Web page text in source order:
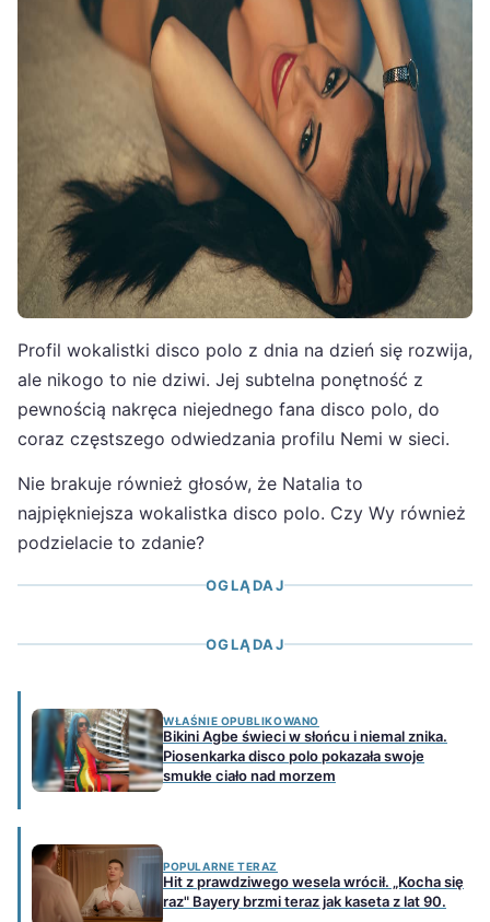
Profil wokalistki disco polo z dnia na dzień się rozwija,
ale nikogo to nie dziwi. Jej subtelna ponętność z
pewnością nakręca niejednego fana disco polo, do
coraz częstszego odwiedzania profilu Nemi w sieci.
Nie brakuje również głosów, że Natalia to
najpiękniejsza wokalistka disco polo. Czy Wy również
podzielacie to zdanie?
OGLĄDAJ
OGLĄDAJ
WŁAŚNIE OPUBLIKOWANO
Bikini Agbe świeci w słońcu i niemal znika.
Piosenkarka disco polo pokazała swoje
smukłe ciało nad morzem
POPULARNE TERAZ
Hit z prawdziwego wesela wrócił. „Kocha się
raz" Bayery brzmi teraz jak kaseta z lat 90.